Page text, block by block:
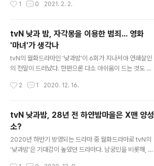
고 있다면 깊은 바다에서도 장시간 수영를 하며 생존할 수
보여진다. 가장 먼저 스타트를 알린 채널은 tvN이다. tvN
작하며 눈도장을 찍었다. 새롭게 방영되는 드라마들이 눈
길을 끄는 데에는 그만한 이유가 있을 법하다. 영화에서 주
로 만났던 배우들이 대거 안방극장으로 몰려들었기 때문이
기도 하다. 이름만 들어도 족히 10%대의 시청율을 보장해
주는 배우들이 적잖게 포진돼 있다. 김래원, 조승우, 이승
꺼번에 안방극장으로 돌아왔다. 2월 방영을 시작하는 드라
1 0 2021. 2. 2.
tvN 낮과 밤, 자각몽을 이용한 범죄... 영화
'마녀'가 생각나
tvN의 월화드라마인 '낮과밤'이 6회가 지나서야 연쇄살인
의 전말이 드러났다. 한편으론 다소 아쉬움이 드는 것도 있
속도감이 동시에 드러난 6회로 보인다. 그간 네번의 연쇄
적인 언어를 조합해서 살인이 벌어지는 장소와 날짜, 시간
등을 알려주기도 했었고, 피해자들이 생겨났다. 옥상에서
스스로 몸을 던진 사람도 있었고, 물속에서 그대로 익사한
피해자도 있었던 반면, 철로에 뛰어들었던 피해자도 발생
했다. 헌데, 사건의 결말이 다소 맥이 풀리는 듯한 느낌이
2 1 2020. 12. 16.
tvN 낮과밤, 28년 전 하얀밤마을은 X맨 양성
소?
2020년 하반기 방영되는 드라마 중 월화드라마로 tvN의
'낮과밤'은 기대감이 높았던 드라마다. 남궁민을 비롯해, 김